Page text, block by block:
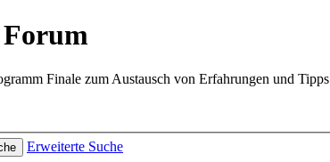
Finale zum Austausch von Erfahrungen und Tipps
Erweiterte Suche